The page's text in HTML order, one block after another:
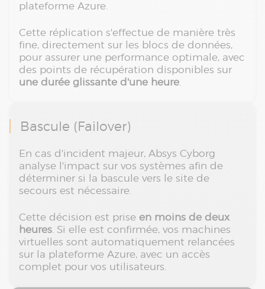
plateforme Azure.
Cette réplication s'effectue de manière très
fine, directement sur les blocs de données,
pour assurer une performance optimale, avec
des points de récupération disponibles sur
une durée glissante d'une heure.
Bascule (Failover)
En cas d'incident majeur, Absys Cyborg
analyse l'impact sur vos systèmes afin de
déterminer si la bascule vers le site de
secours est nécessaire.
Cette décision est prise en moins de deux
heures. Si elle est confirmée, vos machines
virtuelles sont automatiquement relancées
sur la plateforme Azure, avec un accès
complet pour vos utilisateurs.